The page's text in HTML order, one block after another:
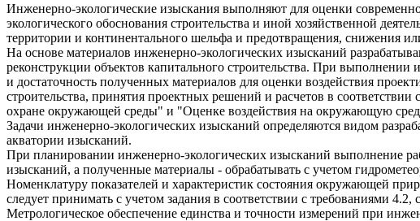
Инженерно-экологические изыскания выполняют для оценки
экологического обоснования строительства и иной хозяйственной
территории и континентального шельфа и предотвращения, снижения
На основе материалов инженерно-экологических изысканий
реконструкции объектов капитального строительства. При
и достаточность полученных материалов для оценки воздействия
строительства, принятия проектных решений и расчетов в
охране окружающей среды" и "Оценке воздействия на окружающую
Задачи инженерно-экологических изысканий определяются видом
акватории изысканий.
При планировании инженерно-экологических изысканий выполнение
изысканий, а полученные материалы - обрабатывать с учетом
Номенклатуру показателей и характеристик состояния окружающей
следует принимать с учетом задания в соответствии с требованиями
Метрологическое обеспечение единства и точности измерений при